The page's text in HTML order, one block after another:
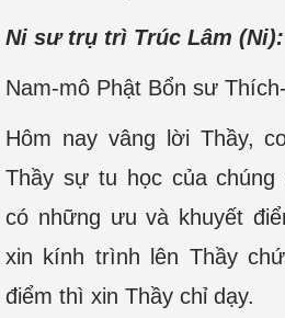
Ni sư trụ trì Trúc Lâm (Ni):
Nam-mô Phật Bổn sư
Hôm nay vâng lời Thầy,
Thầy sự tu học của chúng
có những ưu và khuyết
xin kính trình lên Thầy
điểm thì xin Thầy chỉ dạy.